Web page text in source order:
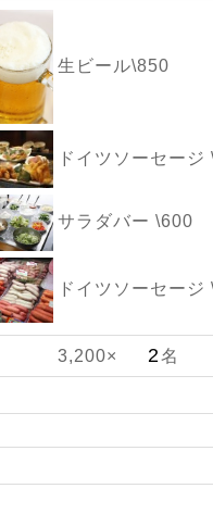
生ビール\850
ドイツソーセージ
サラダバー \600
ドイツソーセージ
3,200× 名